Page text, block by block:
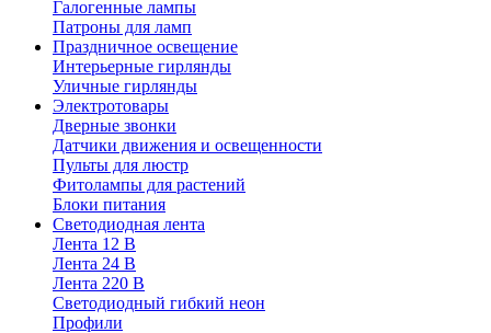
Галогенные лампы
Патроны для ламп
Праздничное освещение
Интерьерные гирлянды
Уличные гирлянды
Электротовары
Дверные звонки
Датчики движения и освещенности
Пульты для люстр
Фитолампы для растений
Блоки питания
Светодиодная лента
Лента 12 В
Лента 24 В
Лента 220 В
Светодиодный гибкий неон
Профили